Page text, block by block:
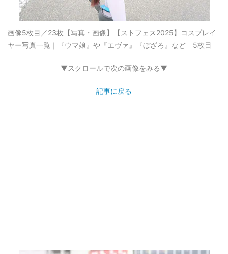
画像5枚目／23枚 【写真・画像】【ストフェス2025】コスプレイ
ヤー写真一覧｜『ウマ娘』や『エヴァ』『ぼざろ』など 5枚目
▼スクロールで次の画像をみる▼
記事に戻る